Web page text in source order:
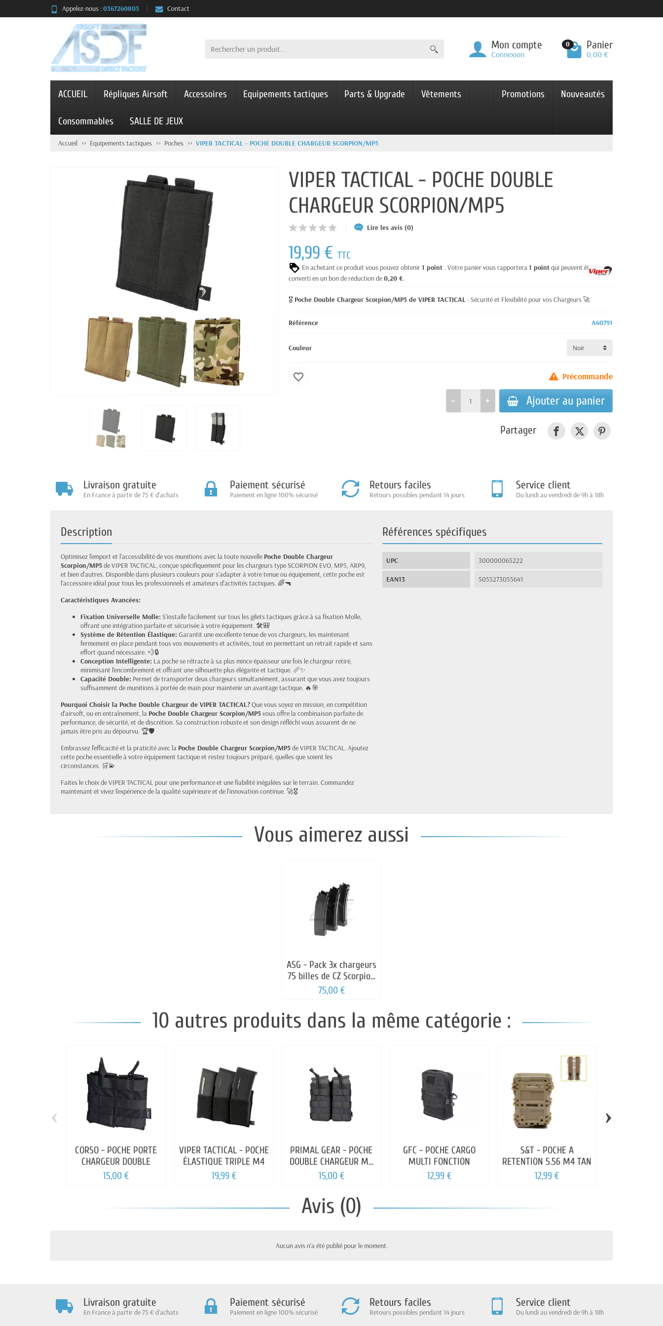
Appelez-nous :0367260805 Contact
Mon compte
Connexion
0 Panier
0,00 €
ACCUEIL Répliques Airsoft Accessoires Equipements tactiques Parts & Upgrade Vêtements
Consommables SALLE DE JEUX
Promotions Nouveautés
Accueil Equipements tactiques Poches VIPER TACTICAL - POCHE DOUBLE CHARGEUR SCORPION/MP5
VIPER TACTICAL - POCHE DOUBLE
CHARGEUR SCORPION/MP5
Lire les avis (0)
19,99 €TTC
En achetant ce produit vous pouvez obtenir1 point . Votre panier vous rapportera1 pointqui peuvent être
converti en un bon de réduction de0,20 €.
🎖️ Poche Double Chargeur Scorpion/MP5 de VIPER TACTICAL- Sécurité et Flexibilité pour vos Chargeurs 🚀
Référence A60791
Couleur
Précommande
Ajouter au panier
favorite_border
Partager
Livraison gratuite
En France à partir de 75 € d'achats
Paiement sécurisé
Paiement en ligne 100% sécurisé
Retours faciles
Retours possibles pendant 14 jours
Service client
Du lundi au vendredi de 9h à 18h
Description
Optimisez l'emport et l'accessibilité de vos munitions avec la toute nouvelle Poche Double Chargeur
Scorpion/MP5de VIPER TACTICAL, conçue spécifiquement pour les chargeurs type SCORPION EVO, MP5, ARP9,
et bien d'autres. Disponible dans plusieurs couleurs pour s'adapter à votre tenue ou équipement, cette poche est
l'accessoire idéal pour tous les professionnels et amateurs d'activités tactiques. 🌈🔫
Caractéristiques Avancées:
Fixation Universelle Molle: S'installe facilement sur tous les gilets tactiques grâce à sa fixation Molle,
offrant une intégration parfaite et sécurisée à votre équipement. 🛠️🎒
Système de Rétention Élastique: Garantit une excellente tenue de vos chargeurs, les maintenant
fermement en place pendant tous vos mouvements et activités, tout en permettant un retrait rapide et sans
effort quand nécessaire. 💨🔒
Conception Intelligente: La poche se rétracte à sa plus mince épaisseur une fois le chargeur retiré,
minimisant l'encombrement et offrant une silhouette plus élégante et tactique. 📏✨
Capacité Double: Permet de transporter deux chargeurs simultanément, assurant que vous avez toujours
suffisamment de munitions à portée de main pour maintenir un avantage tactique. 🔥🎯
Pourquoi Choisir la Poche Double Chargeur de VIPER TACTICAL?Que vous soyez en mission, en compétition
d'airsoft, ou en entraînement, la Poche Double Chargeur Scorpion/MP5vous offre la combinaison parfaite de
performance, de sécurité, et de discrétion. Sa construction robuste et son design réfléchi vous assurent de ne
jamais être pris au dépourvu. 🏆🛡️
Embrassez l'efficacité et la praticité avec la Poche Double Chargeur Scorpion/MP5de VIPER TACTICAL. Ajoutez
cette poche essentielle à votre équipement tactique et restez toujours préparé, quelles que soient les
circonstances. 🛒💫
Faites le choix de VIPER TACTICAL pour une performance et une fiabilité inégalées sur le terrain. Commandez
maintenant et vivez l'expérience de la qualité supérieure et de l'innovation continue. 🚀🎖️
Références spécifiques
UPC 300000065222
EAN13 5055273055641
Vous aimerez aussi
ASG - Pack 3x chargeurs
75 billes de CZ Scorpion
EVO AEG
75,00 €
10 autres produits dans la même catégorie :
CORSO - POCHE PORTE
CHARGEUR DOUBLE
15,00 €
VIPER TACTICAL - POCHE
ÉLASTIQUE TRIPLE M4
19,99 €
PRIMAL GEAR - POCHE
DOUBLE CHARGEUR M4
G36 AK
15,00 €
GFC - POCHE CARGO
MULTI FONCTION
12,99 €
S&T - POCHE A
RETENTION 5.56 M4 TAN
12,99 €
‹ ›
Avis (0)
Aucun avis n'a été publié pour le moment.
Livraison gratuite
En France à partir de 75 € d'achats
Paiement sécurisé
Paiement en ligne 100% sécurisé
Retours faciles
Retours possibles pendant 14 jours
Service client
Du lundi au vendredi de 9h à 18h